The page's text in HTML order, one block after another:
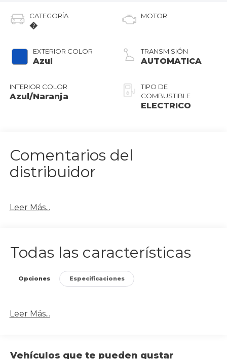
CATEGORÍA
�
EXTERIOR COLOR
Azul
INTERIOR COLOR
Azul/Naranja
MOTOR
TRANSMISIÓN
AUTOMATICA
TIPO DE
COMBUSTIBLE
ELECTRICO
Comentarios del
distribuidor
Leer Más...
Todas las características
Opciones Especificaciones
Leer Más...
Vehículos que te pueden gustar